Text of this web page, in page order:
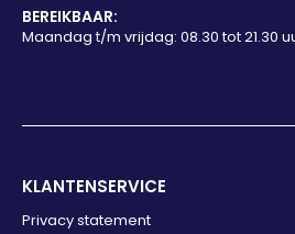
BEREIKBAAR:
Maandag t/m vrijdag: 08.30 tot 21.30
KLANTENSERVICE
Privacy statement